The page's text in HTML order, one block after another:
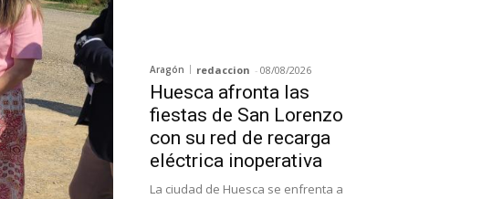
Aragón redaccion - 08/08/2026
Huesca afronta las
fiestas de San Lorenzo
con su red de recarga
eléctrica inoperativa
La ciudad de Huesca se enfrenta a